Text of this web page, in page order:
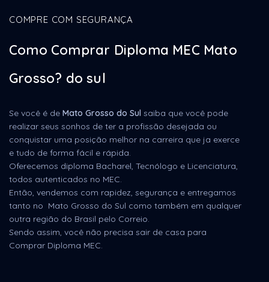
COMPRE COM SEGURANÇA
Como Comprar Diploma MEC Mato
Grosso? do sul
Se você é de Mato Grosso do Sul saiba que você pode
realizar seus sonhos de ter a profissão desejada ou
conquistar uma posição melhor na carreira que ja exerce
e tudo de forma fácil e rápida.
Oferecemos diploma Bacharel, Tecnólogo e Licenciatura,
todos autenticados no MEC.
Então, vendemos com rapidez, segurança e entregamos
tanto no Mato Grosso do Sul como também em qualquer
outra região do Brasil pelo Correio.
Sendo assim, você não precisa sair de casa para
Comprar Diploma MEC.